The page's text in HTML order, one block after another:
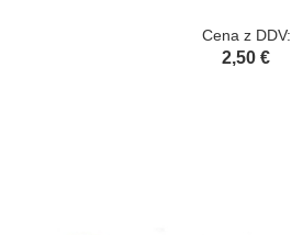
Cena z DDV:
2,50 €